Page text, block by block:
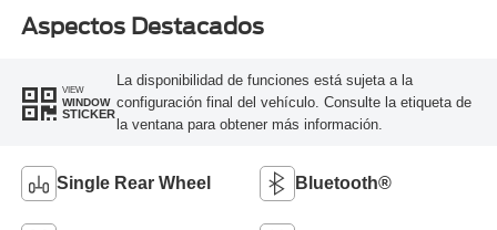
Aspectos Destacados
VIEW
WINDOW
STICKER
La disponibilidad de funciones está sujeta a la
configuración final del vehículo. Consulte la etiqueta de
la ventana para obtener más información.
Single Rear Wheel Bluetooth®